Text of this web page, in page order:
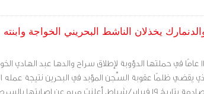
يخذلان الناشط البحريني الخواجة وابنته
أمضت مريم الخواجة 13 عامًا في حملتها الدؤوبة لإطلاق سراح والدها عبد الهادي
يقضي ظلمًا عقوبة السَّجن المؤبد في البحرين نتيجة عمله
مريم عن إصابتها بالسرطان.